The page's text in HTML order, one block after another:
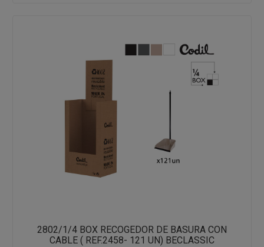
2802/1/4 BOX RECOGEDOR DE BASURA CON
CABLE ( REF.2458- 121 UN) BECLASSIC